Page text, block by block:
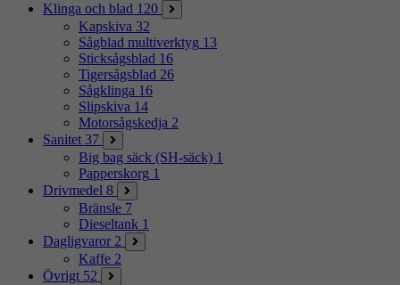
Klinga och blad 120
Kapskiva 32
Sågblad multiverktyg 13
Sticksågsblad 16
Tigersågsblad 26
Sågklinga 16
Slipskiva 14
Motorsågskedja 2
Sanitet 37
Big bag säck (SH-säck) 1
Papperskorg 1
Drivmedel 8
Bränsle 7
Dieseltank 1
Dagligvaror 2
Kaffe 2
Övrigt 52